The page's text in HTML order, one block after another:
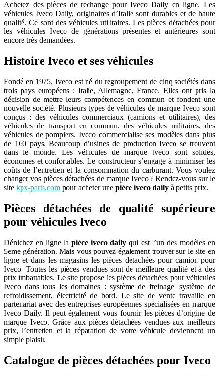
Achetez des pièces de rechange pour Iveco Daily en ligne. Les
véhicules Iveco Daily, originaires d’Italie sont durables et de haute
qualité. Ce sont des véhicules utilitaires. Les pièces détachées pour
les véhicules Iveco de générations présentes et antérieures sont
encore très demandées.
Histoire Iveco et ses véhicules
Fondé en 1975, Iveco est né du regroupement de cinq sociétés dans
trois pays européens : Italie, Allemagne, France. Elles ont pris la
décision de mettre leurs compétences en commun et fondent une
nouvelle société. Plusieurs types de véhicules de marque Iveco sont
conçus : des véhicules commerciaux (camions et utilitaires), des
véhicules de transport en commun, des véhicules militaires, des
véhicules de pompiers. Iveco commercialise ses modèles dans plus
de 160 pays. Beaucoup d’usines de production Iveco se trouvent
dans le monde. Les véhicules de marque Iveco sont solides,
économes et confortables. Le constructeur s’engage à minimiser les
coûts de l’entretien et la consommation du carburant. Vous voulez
changer vos pièces détachées de marque Iveco ? Rendez-vous sur le
site kpx-parts.com pour acheter une pièce iveco daily à petits prix.
Pièces détachées de qualité supérieure
pour véhicules Iveco
Dénichez en ligne lapièce iveco daily qui est l’un des modèles en
5eme génération. Mais vous pouvez également trouver sur le site en
ligne et dans les magasins les pièces détachées pour camion pour
Iveco. Toutes les pièces vendues sont de meilleure qualité et à des
prix imbattables. Le site propose les pièces détachées pour véhicules
Iveco dans tous les domaines : système de freinage, système de
refroidissement, électricité de bord. Le site de vente travaille en
partenariat avec des entreprises européennes spécialisées en marque
Iveco Daily. Il peut également vous fournir les pièces d’origine de
marque Iveco. Grâce aux pièces détachées vendues aux meilleurs
prix, l’entretien et la réparation de votre véhicule deviennent un
simple plaisir.
Catalogue de pièces détachées pour Iveco